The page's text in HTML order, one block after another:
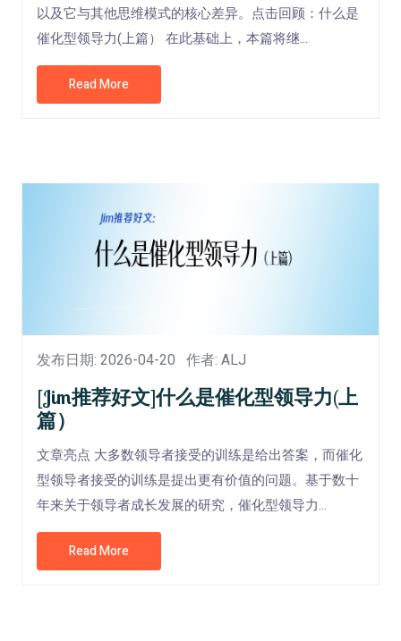
以及它与其他思维模式的核心差异。点击回顾：什么是
催化型领导力(上篇） 在此基础上，本篇将继...
Read More
发布日期: 2026-04-20 作者: ALJ
[Jim推荐好文]什么是催化型领导力(上
篇）
文章亮点 大多数领导者接受的训练是给出答案，而催化
型领导者接受的训练是提出更有价值的问题。基于数十
年来关于领导者成长发展的研究，催化型领导力...
Read More